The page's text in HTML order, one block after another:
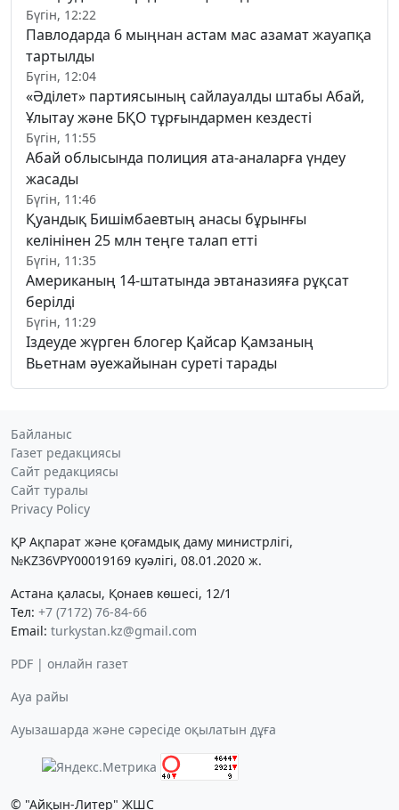
Бүгін, 12:22
Павлодарда 6 мыңнан астам мас азамат жауапқа
тартылды
Бүгін, 12:04
«Әділет» партиясының сайлауалды штабы Абай,
Ұлытау және БҚО тұрғындармен кездесті
Бүгін, 11:55
Абай облысында полиция ата-аналарға үндеу
жасады
Бүгін, 11:46
Қуандық Бишімбаевтың анасы бұрынғы
келінінен 25 млн теңге талап етті
Бүгін, 11:35
Американың 14-штатында эвтаназияға рұқсат
берілді
Бүгін, 11:29
Іздеуде жүрген блогер Қайсар Қамзаның
Вьетнам әуежайынан суреті тарады
Байланыс
Газет редакциясы
Сайт редакциясы
Сайт туралы
Privacy Policy
ҚР Ақпарат және қоғамдық даму министрлігі,
№KZ36VPY00019169 куәлігі, 08.01.2020 ж.
Астана қаласы, Қонаев көшесі, 12/1
Тел: +7 (7172) 76-84-66
Email: turkystan.kz@gmail.com
PDF | онлайн газет
Ауа райы
Ауызашарда және сәресіде оқылатын дұға
© "Айқын-Литер" ЖШС